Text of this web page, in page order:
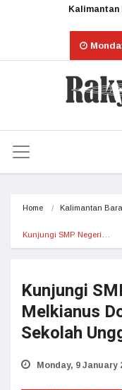
Kalimantan
Home Kalimantan
Kunjungi SMP Negeri…
Kunjungi
Melkianus
Sekolah
Monday, 9 January